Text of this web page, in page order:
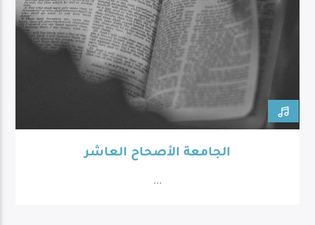
الجامعة الأصحاح العاشر
...